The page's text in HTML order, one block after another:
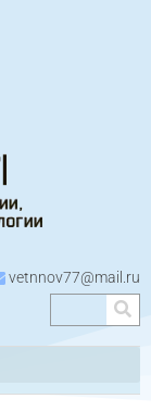
vetnnov77@mail.ru